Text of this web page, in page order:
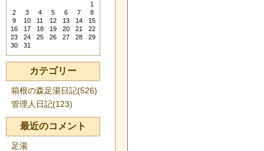
1
2
3 4 5 6 7
8
9
10 11 12 13 14
15
16
17 18 19 20 21
22
23
24 25 26 27 28
29
30
31
カテゴリー
箱根の森足湯日記(526)
管理人日記(123)
最近のコメント
足湯